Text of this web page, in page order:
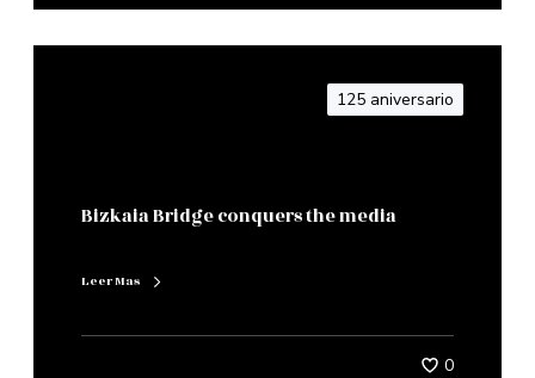
125 aniversario
Bizkaia Bridge conquers the media
Leer Mas
0